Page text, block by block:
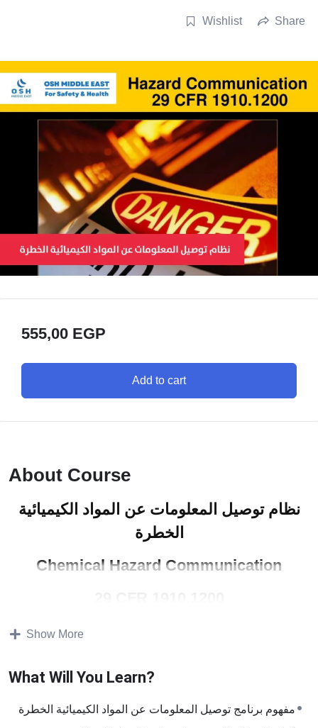
Wishlist Share
555,00 EGP
Add to cart
About Course
نظام توصيل المعلومات عن المواد الكيميائية
الخطرة
Chemical Hazard Communication
تشير الإحصائيات بوجود حوالى 650000 مادة كيميائية مختلفة تم
حياة وصحة العاملين للخطر فى حالة عدم إتخاذ إجراءات السلامة
Show More
What Will You Learn?
مفهوم برنامج توصيل المعلومات عن المواد الكيميائية الخطرة